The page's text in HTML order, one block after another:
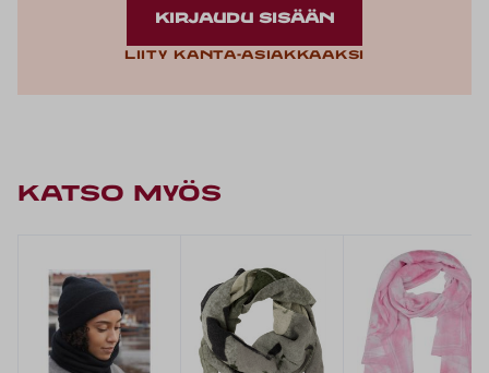
KIRJAUDU SISÄÄN
Liity kanta-asiakkaaksi
KATSO MYÖS